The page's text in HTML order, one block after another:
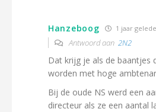
Hanzeboog 1 jaar
Antwoord aan 2N2
Dat krijg je als de baantjes
worden met hoge
Bij de oude NS werd een
directeur als ze een aantal